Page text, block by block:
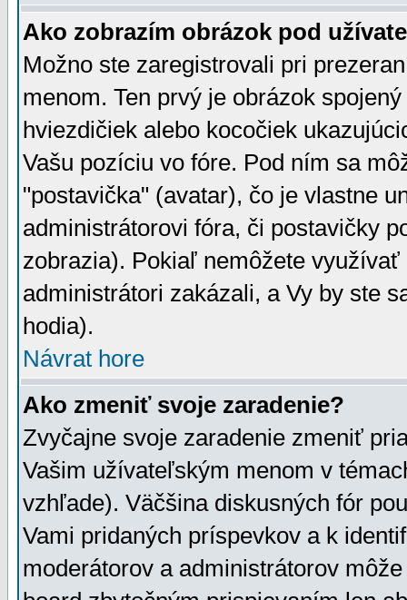
Ako zobrazím obrázok pod
Možno ste zaregistrovali pri
menom. Ten prvý je obrázok
hviezdičiek alebo kocočiek
Vašu pozíciu vo fóre. Pod ním sa
"postavička" (avatar), čo je vlastne
administrátorovi fóra, či postavičky
zobrazia). Pokiaľ nemôžete
administrátori zakázali, a Vy by ste
hodia).
Návrat hore
Ako zmeniť svoje zaradenie?
Zvyčajne svoje zaradenie zmeniť
Vašim užívateľským menom v
vzhľade). Väčšina diskusných fór
Vami pridaných príspevkov a k
moderátorov a administrátorov